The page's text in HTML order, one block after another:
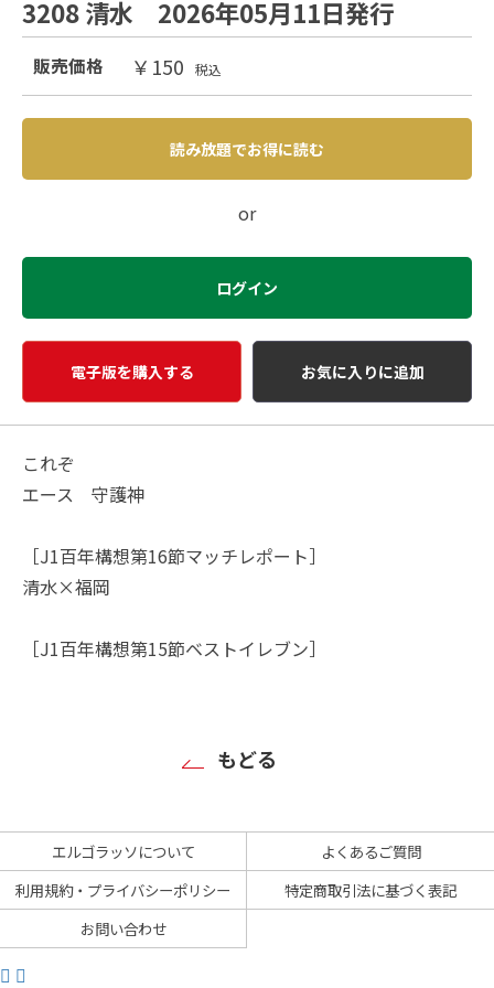
3208 清水 2026年05月11日発行
販売価格 ￥150 税込
読み放題でお得に読む
or
ログイン
電子版を購入する お気に入りに追加
これぞ
エース 守護神
［J1百年構想第16節マッチレポート］
清水×福岡
［J1百年構想第15節ベストイレブン］
もどる
エルゴラッソについて
よくあるご質問
利用規約・プライバシーポリシー
特定商取引法に基づく表記
お問い合わせ